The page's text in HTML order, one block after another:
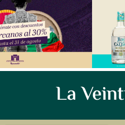
La